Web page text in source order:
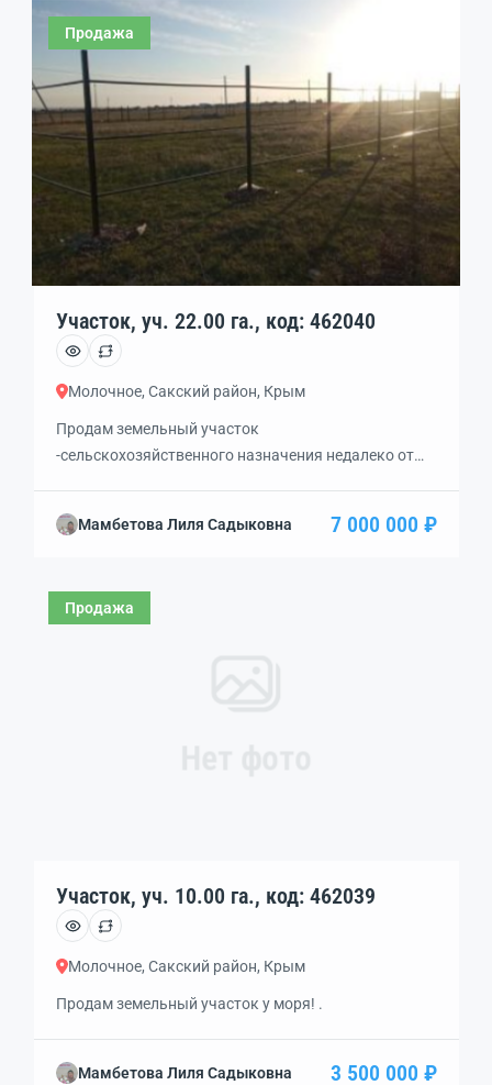
гостиницы
Продажа
Участок, уч. 22.00 га., код: 462040
Молочное, Сакский район, Крым
Продам земельный участок
-сельскохозяйственного назначения недалеко от
Мамбетова Лиля Садыковна 7 000 000 ₽
Продажа
Участок, уч. 10.00 га., код: 462039
Молочное, Сакский район, Крым
Продам земельный участок у моря! .
Мамбетова Лиля Садыковна 3 500 000 ₽